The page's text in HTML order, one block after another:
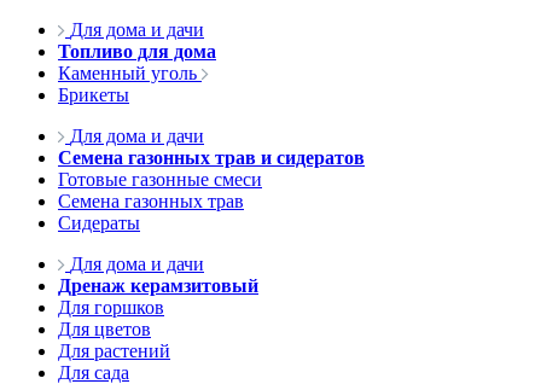
Для дома и дачи
Топливо для дома
Каменный уголь
Брикеты
Для дома и дачи
Семена газонных трав и сидератов
Готовые газонные смеси
Семена газонных трав
Сидераты
Для дома и дачи
Дренаж керамзитовый
Для горшков
Для цветов
Для растений
Для сада